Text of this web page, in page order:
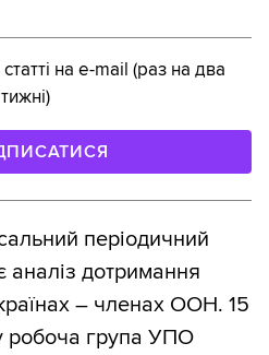
на e-mail (раз на два
тижні)
періодичний
дотримання
– членах ООН. 15
робоча група УПО